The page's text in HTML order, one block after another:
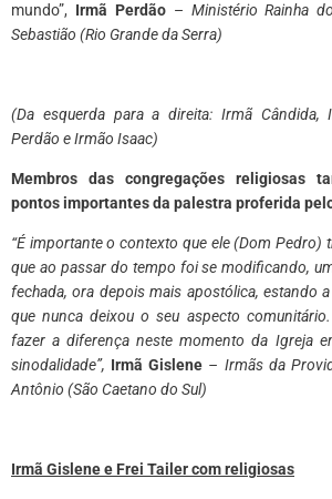
mundo”, Irmã Perdão– Ministério Rainha
Sebastião (Rio Grande da Serra)
​(Da esquerda para a direita: Irmã Cândida,
Perdão e Irmão Isaac)
Membros das congregações religiosas
pontos importantes da palestra proferida
“É importante o contexto que ele (Dom Pedro)
que ao passar do tempo foi se modificando,
fechada, ora depois mais apostólica, estando
que nunca deixou o seu aspecto
fazer a diferença neste momento da Igreja
sinodalidade”, Irmã Gislene – Irmãs da
Antônio (São Caetano do Sul)
Irmã Gislene e Frei Tailer com religiosas